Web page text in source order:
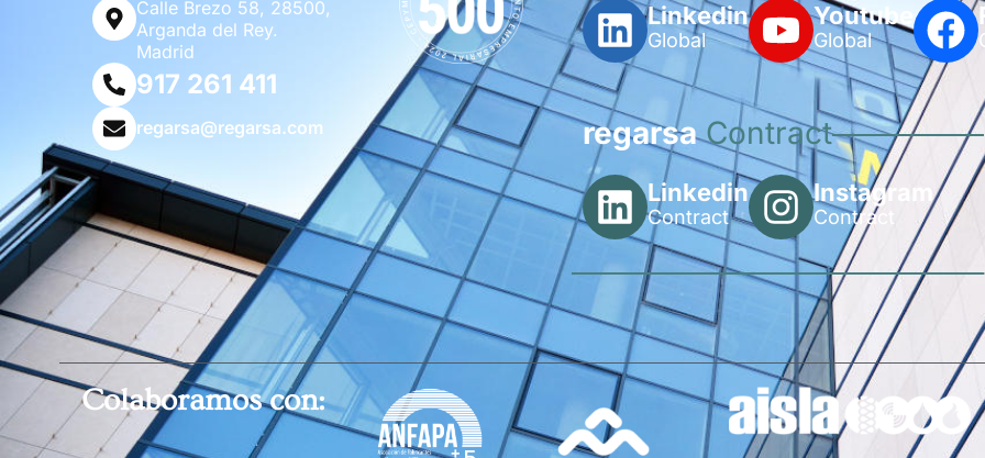
Calle Brezo 58, 28500,
Arganda del Rey.
Madrid
917 261 411
regarsa@regarsa.com
Linkedin
Global
Youtube
Global
regarsaContract
Linkedin
Contract
Instagram
Contract
Colaboramos con: